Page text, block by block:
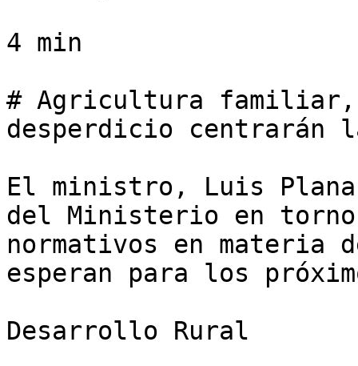
4 min
# Agricultura familiar,
desperdicio centrarán
El ministro, Luis
del Ministerio en
normativos en materia
esperan para los
Desarrollo Rural